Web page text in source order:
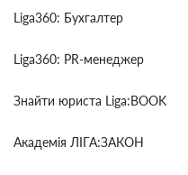
Liga360: Бухгалтер
Liga360: PR-менеджер
Знайти юриста Liga:BOOK
Академія ЛІГА:ЗАКОН